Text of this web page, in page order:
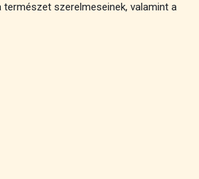
természet szerelmeseinek, valamint a